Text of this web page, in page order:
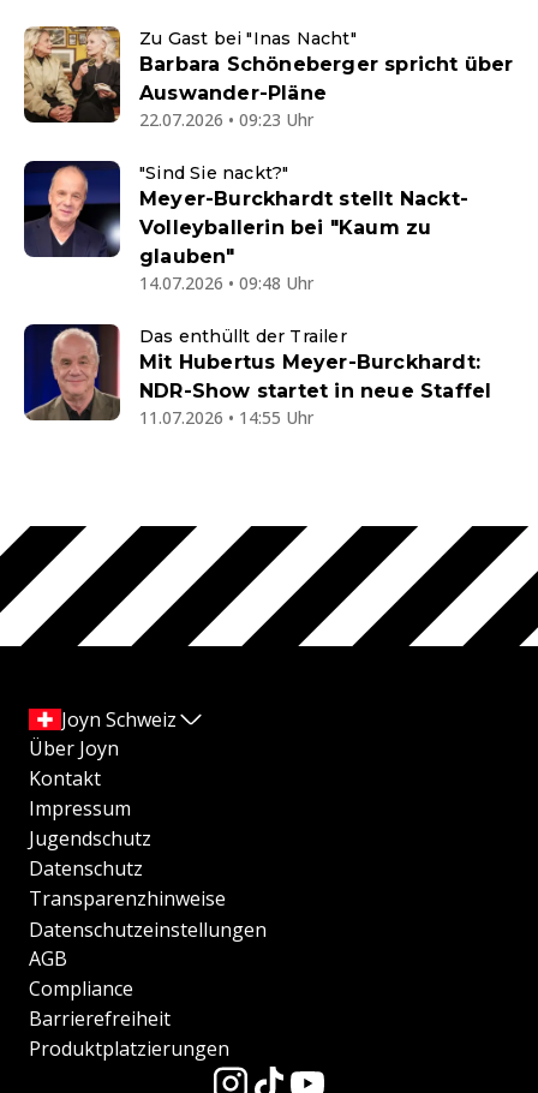
Zu Gast bei "Inas Nacht"
Barbara Schöneberger spricht über
Auswander-Pläne
22.07.2026 • 09:23 Uhr
"Sind Sie nackt?"
Meyer-Burckhardt stellt Nackt-
Volleyballerin bei "Kaum zu
glauben"
14.07.2026 • 09:48 Uhr
Das enthüllt der Trailer
Mit Hubertus Meyer-Burckhardt:
NDR-Show startet in neue Staffel
11.07.2026 • 14:55 Uhr
Joyn Schweiz
Über Joyn
Kontakt
Impressum
Jugendschutz
Datenschutz
Transparenzhinweise
Datenschutzeinstellungen
AGB
Compliance
Barrierefreiheit
Produktplatzierungen